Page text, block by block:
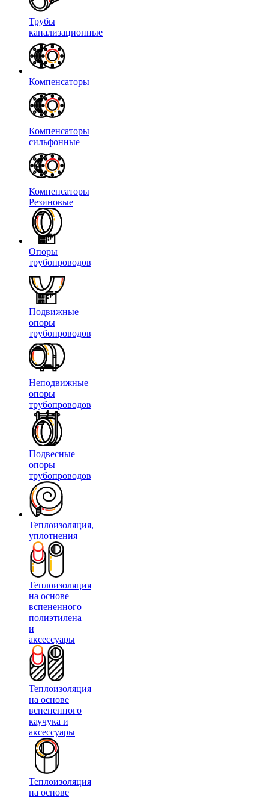
Трубы
канализационные
Компенсаторы
Компенсаторы
сильфонные
Компенсаторы
Резиновые
Опоры
трубопроводов
Подвижные
опоры
трубопроводов
Неподвижные
опоры
трубопроводов
Подвесные
опоры
трубопроводов
Теплоизоляция,
уплотнения
Теплоизоляция
на основе
вспененного
полиэтилена
и
аксессуары
Теплоизоляция
на основе
вспененного
каучука и
аксессуары
Теплоизоляция
на основе